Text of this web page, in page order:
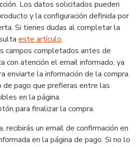
Los datos solicitados pueden
y la configuración definida por
Si tienes dudas al completar la
este artículo.
campos completados antes de
con atención el email informado, ya
enviarte la información de la compra.
pago que prefieras entre las
en la página.
para finalizar la compra.
recibirás un email de confirmación en
en la página de pago. Si no lo